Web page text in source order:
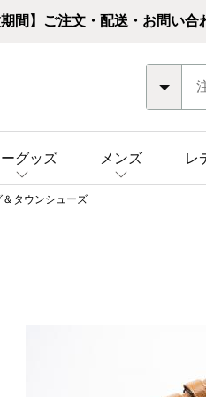
グッズ メンズ レ
期間】ご注文・配送・お問い合
＆タウンシューズ